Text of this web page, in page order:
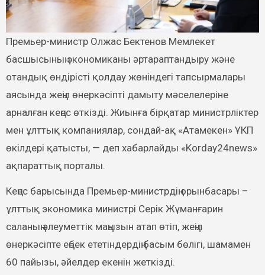
Премьер-министр Олжас Бектенов Мемлекет
басшысының экономиканы әртараптандыру және
отандық өндірісті қолдау жөніндегі тапсырмалары
аясында жеңіл өнеркәсіпті дамыту мәселелеріне
арналған кеңес өткізді. Жиынға бірқатар министрліктер
мен ұлттық компаниялар, сондай-ақ «Атамекен» ҰКП
өкілдері қатысты, — деп хабарлайды «Korday24news»
ақпараттық порталы.
Кеңес барысында Премьер-министрдің орынбасары –
ұлттық экономика министрі Серік Жұманғарин
саланың әлеуметтік маңызын атап өтіп, жеңіл
өнеркәсіпте еңбек ететіндердің басым бөлігі, шамамен
60 пайызы, әйелдер екенін жеткізді.